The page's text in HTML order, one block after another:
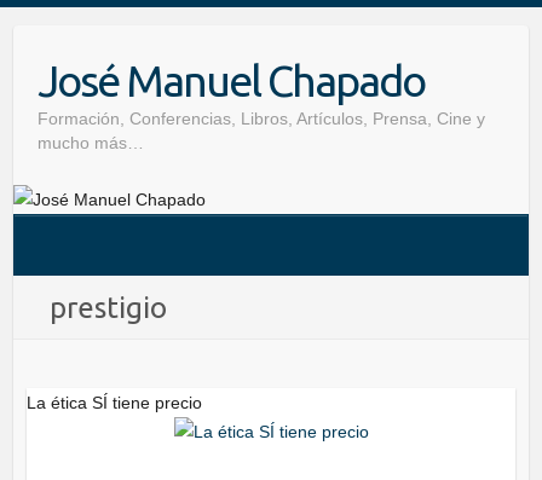
José Manuel Chapado
Formación, Conferencias, Libros, Artículos, Prensa, Cine y
mucho más…
prestigio
La ética SÍ tiene precio